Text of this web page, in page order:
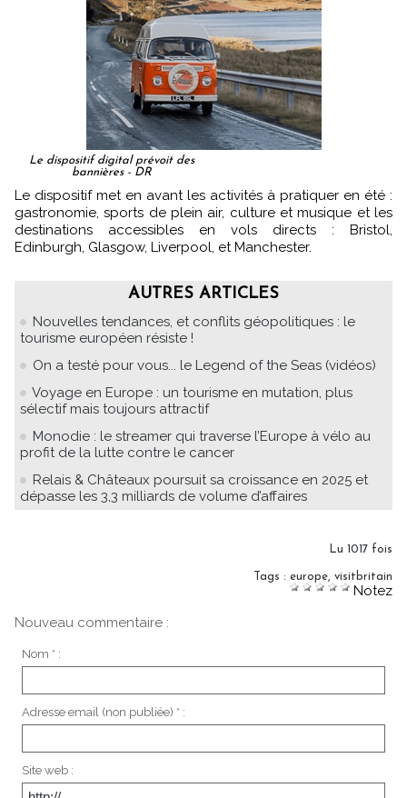
Le dispositif digital prévoit des
bannières - DR
Le dispositif met en avant les activités à pratiquer en été :
gastronomie, sports de plein air, culture et musique et les
destinations accessibles en vols directs : Bristol,
Edinburgh, Glasgow, Liverpool, et Manchester.
AUTRES ARTICLES
Nouvelles tendances, et conflits géopolitiques : le
tourisme européen résiste !
On a testé pour vous... le Legend of the Seas (vidéos)
Voyage en Europe : un tourisme en mutation, plus
sélectif mais toujours attractif
Monodie : le streamer qui traverse l’Europe à vélo au
profit de la lutte contre le cancer
Relais & Châteaux poursuit sa croissance en 2025 et
dépasse les 3,3 milliards de volume d’affaires
Lu 1017 fois
Tags : europe visitbritain
Notez
Nouveau commentaire :
Nom * :
Adresse email (non publiée) * :
Site web :